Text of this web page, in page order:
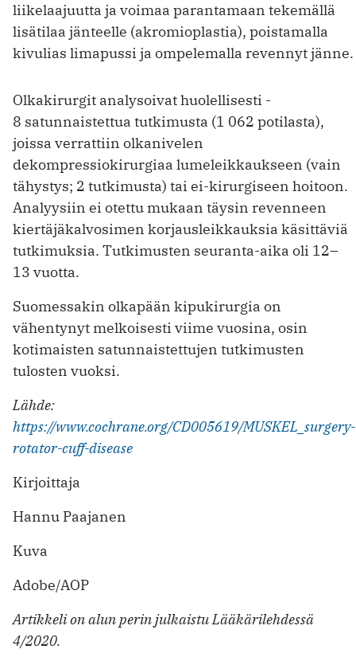
liikelaajuutta ja voimaa parantamaan tekemällä
lisätilaa jänteelle (akromioplastia), poistamalla
kivulias limapussi ja ompelemalla revennyt jänne.
Olkakirurgit analysoivat huolellisesti ­
8 satunnaistettua tutkimusta (1 062 potilasta),
joissa verrattiin olkanivelen
dekompressiokirurgiaa lumeleikkaukseen (vain
tähystys; 2 tutkimusta) tai ei-kirurgiseen hoitoon.
Analyysiin ei otettu mukaan täysin revenneen
kiertäjäkalvosimen korjausleikkauksia käsittäviä
tutkimuksia. Tutkimusten seuranta-aika oli 12–
13 vuotta.
Suomessakin olkapään kipukirurgia on
vähentynyt melkoisesti viime vuosina, osin
kotimaisten satunnaistettujen tutkimusten
tulosten vuoksi.
Lähde:
https://www.cochrane.org/CD005619/MUSKEL_surgery-
rotator-cuff-disease
Kirjoittaja
Hannu Paajanen
Kuva
Adobe/AOP
Artikkeli on alun perin julkaistu Lääkärilehdessä
4/2020.